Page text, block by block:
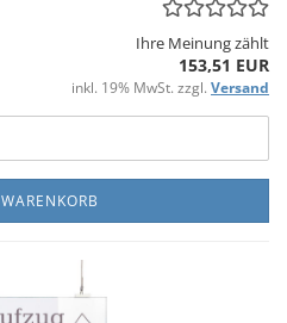
Ihre Meinung zählt
153,51 EUR
inkl. 19% MwSt. zzgl. Versand